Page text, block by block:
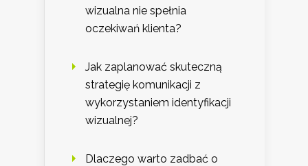
wizualna nie spełnia
oczekiwań klienta?
Jak zaplanować skuteczną
strategię komunikacji z
wykorzystaniem identyfikacji
wizualnej?
Dlaczego warto zadbać o